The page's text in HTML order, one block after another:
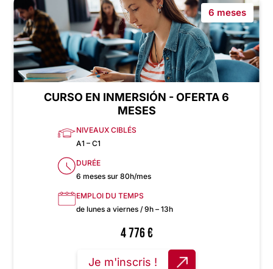
6 meses
CURSO EN INMERSIÓN - OFERTA 6
MESES
NIVEAUX CIBLÉS
A1 – C1
DURÉE
6 meses sur 80h/mes
EMPLOI DU TEMPS
de lunes a viernes / 9h – 13h
4 776€
Je m'inscris !